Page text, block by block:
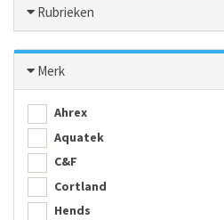
Rubrieken
Merk
Ahrex
Aquatek
C&F
Cortland
Hends